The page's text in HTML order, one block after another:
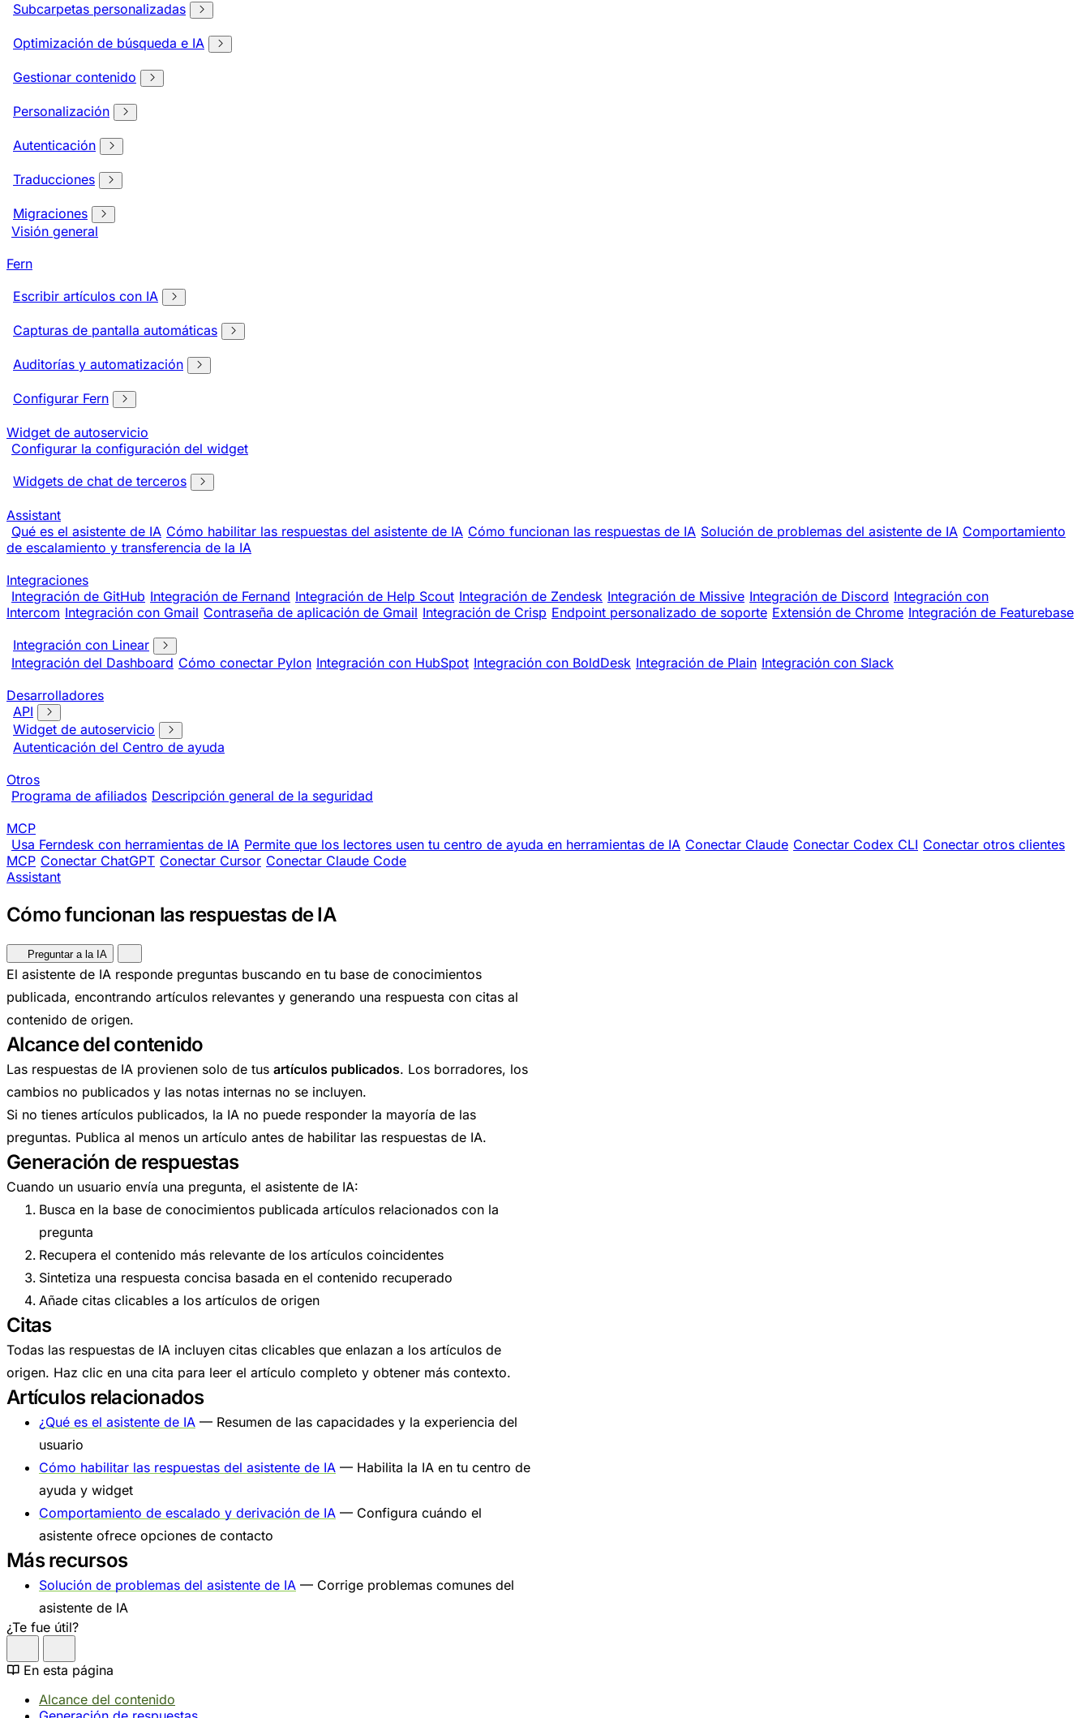
Subcarpetas personalizadas
Optimización de búsqueda e IA
Gestionar contenido
Personalización
Autenticación
Traducciones
Migraciones
Visión general
Fern
Escribir artículos con IA
Capturas de pantalla automáticas
Auditorías y automatización
Configurar Fern
Widget de autoservicio
Configurar la configuración del widget
Widgets de chat de terceros
Assistant
Qué es el asistente de IA Cómo habilitar las respuestas del asistente de IA Cómo funcionan las respuestas de IA Solución de problemas del asistente de IA Comportamiento
de escalamiento y transferencia de la IA
Integraciones
Integración de GitHub Integración de Fernand Integración de Help Scout Integración de Zendesk Integración de Missive Integración de Discord Integración con
Intercom Integración con Gmail Contraseña de aplicación de Gmail Integración de Crisp Endpoint personalizado de soporte Extensión de Chrome Integración de Featurebase
Integración con Linear
Integración del Dashboard Cómo conectar Pylon Integración con HubSpot Integración con BoldDesk Integración de Plain Integración con Slack
Desarrolladores
API
Widget de autoservicio
Autenticación del Centro de ayuda
Otros
Programa de afiliados Descripción general de la seguridad
MCP
Usa Ferndesk con herramientas de IA Permite que los lectores usen tu centro de ayuda en herramientas de IA Conectar Claude Conectar Codex CLI Conectar otros clientes
MCP Conectar ChatGPT Conectar Cursor Conectar Claude Code
Assistant
Cómo funcionan las respuestas de IA
Preguntar a la IA
El asistente de IA responde preguntas buscando en tu base de conocimientos
publicada, encontrando artículos relevantes y generando una respuesta con citas al
contenido de origen.
Alcance del contenido
Las respuestas de IA provienen solo de tus artículos publicados. Los borradores, los
cambios no publicados y las notas internas no se incluyen.
Si no tienes artículos publicados, la IA no puede responder la mayoría de las
preguntas. Publica al menos un artículo antes de habilitar las respuestas de IA.
Generación de respuestas
Cuando un usuario envía una pregunta, el asistente de IA:
Busca en la base de conocimientos publicada artículos relacionados con la
pregunta
Recupera el contenido más relevante de los artículos coincidentes
Sintetiza una respuesta concisa basada en el contenido recuperado
Añade citas clicables a los artículos de origen
Citas
Todas las respuestas de IA incluyen citas clicables que enlazan a los artículos de
origen. Haz clic en una cita para leer el artículo completo y obtener más contexto.
Artículos relacionados
¿Qué es el asistente de IA — Resumen de las capacidades y la experiencia del
usuario
Cómo habilitar las respuestas del asistente de IA — Habilita la IA en tu centro de
ayuda y widget
Comportamiento de escalado y derivación de IA — Configura cuándo el
asistente ofrece opciones de contacto
Más recursos
Solución de problemas del asistente de IA — Corrige problemas comunes del
asistente de IA
¿Te fue útil?
En esta página
Alcance del contenido